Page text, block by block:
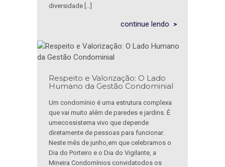
diversidade […]
continue lendo
Respeito e Valorização: O Lado
Humano da Gestão Condominial
Um condomínio é uma estrutura complexa
que vai muito além de paredes e jardins. É
umecossistema vivo que depende
diretamente de pessoas para funcionar.
Neste mês de junho,em que celebramos o
Dia do Porteiro e o Dia do Vigilante, a
Mineira Condomínios convidatodos os